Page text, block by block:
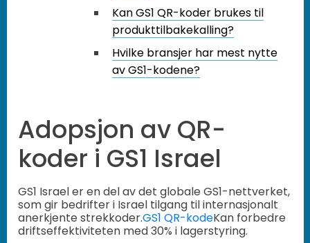
Kan GS1 QR-koder brukes til
produkttilbakekalling?
Hvilke bransjer har mest nytte
av GS1-kodene?
Adopsjon av QR-
koder i GS1 Israel
GS1 Israel er en del av det globale GS1-nettverket,
som gir bedrifter i Israel tilgang til internasjonalt
anerkjente strekkoder.GS1 QR-kodeKan forbedre
driftseffektiviteten med 30% i lagerstyring.